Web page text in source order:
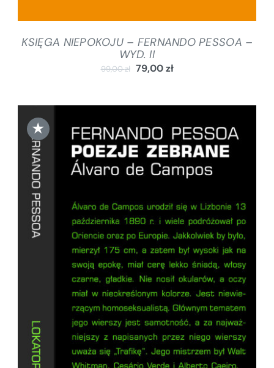
KSIĘGA NIEPOKOJU – FERNANDO PESSOA –
WYD. II
99,00zł 79,00zł
★
DODAJ DO KOSZYKA / SZCZEGÓŁY